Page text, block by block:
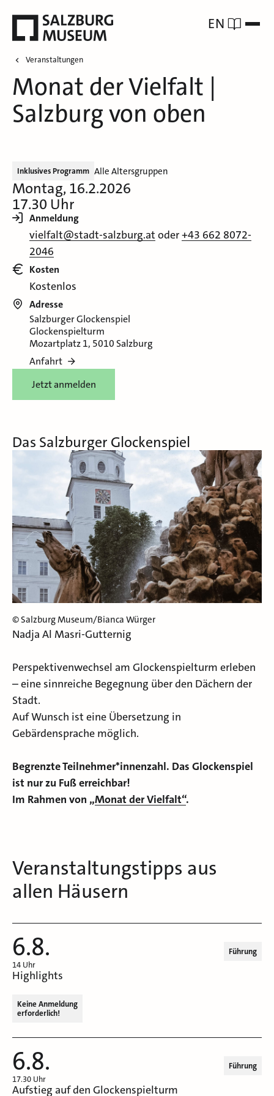
EN
Veranstaltungen
Monat der Vielfalt |
Salzburg von oben
Inklusives Programm Alle Altersgruppen
Montag, 16.2.2026
17.30 Uhr
Anmeldung
vielfalt@stadt-salzburg.at oder+43 662 8072-
2046
Kosten
Kostenlos
Adresse
Salzburger Glockenspiel
Glockenspielturm
Mozartplatz 1, 5010 Salzburg
Anfahrt
Jetzt anmelden
Das Salzburger Glockenspiel
© Salzburg Museum/Bianca Würger
Nadja Al Masri-Gutternig
Perspektivenwechsel am Glockenspielturm erleben
– eine sinnreiche Begegnung über den Dächern der
Stadt.
Auf Wunsch ist eine Übersetzung in
Gebärdensprache möglich.
Begrenzte Teilnehmer*innenzahl. Das Glockenspiel
ist nur zu Fuß erreichbar!
Im Rahmen von „Monat der Vielfalt“.
Veranstaltungstipps aus
allen Häusern
6.8.
14 Uhr
Führung
Highlights
Keine Anmeldung
erforderlich!
6.8.
17.30 Uhr
Führung
Aufstieg auf den Glockenspielturm